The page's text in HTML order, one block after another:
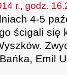
r., godz.
4-5
ścigali się
Bańka, Emil